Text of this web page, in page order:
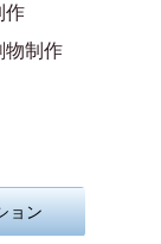
作
物制作
ョン